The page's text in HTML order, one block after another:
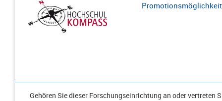
Gehören Sie dieser Forschungseinrichtung an oder vertreten